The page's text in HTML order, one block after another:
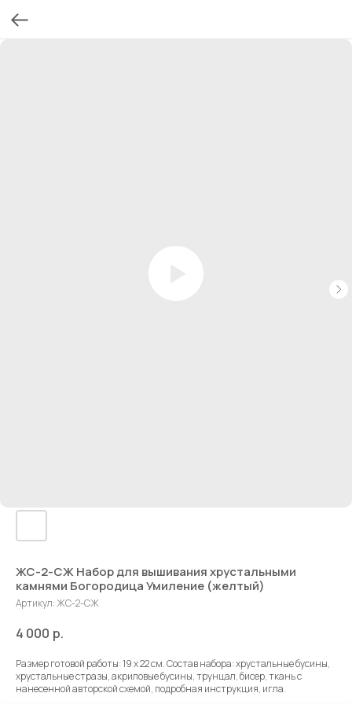
ЖС-2-СЖ Набор для вышивания хрустальными
камнями Богородица Умиление (желтый)
Артикул:ЖС-2-СЖ
4 000 р.
Размер готовой работы: 19 х 22 см. Состав набора: хрустальные бусины,
хрустальные стразы, акриловые бусины, трунцал, бисер, ткань с
нанесенной авторской схемой, подробная инструкция, игла.